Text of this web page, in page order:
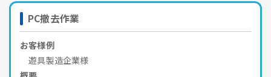
PC撤去作業
お客様例
遊具製造企業様